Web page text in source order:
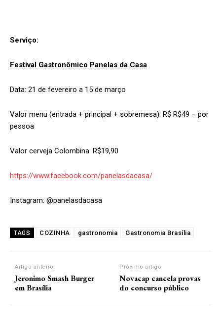
Serviço:
Festival Gastronômico Panelas da Casa
Data: 21 de fevereiro a 15 de março
Valor menu (entrada + principal + sobremesa): R$ R$49 – por
pessoa
Valor cerveja Colombina: R$19,90
https://www.facebook.com/panelasdacasa/
Instagram: @panelasdacasa
TAGS COZINHA gastronomia Gastronomia Brasília
Artigo anterior
Jeronimo Smash Burger
em Brasília
Próximo artigo
Novacap cancela provas
do concurso público